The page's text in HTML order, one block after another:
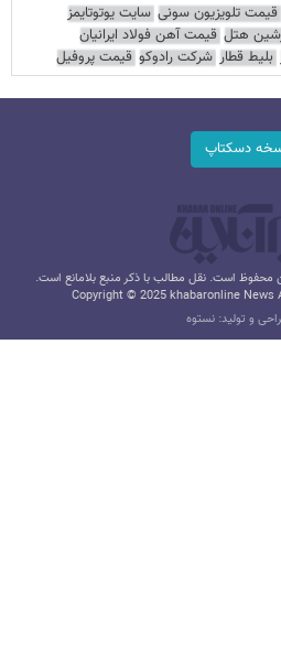
قیمت تلویزیون سونی سایت یوتوتایمز
هتل قیمت آهن فولاد ایرانیان
بلیط قطار شرکت رادوکو قیمت پروفیل
دسکتاپ
محفوظ است. نقل مطالب با ذکر منبع بلامانع است.
Copyright © 2025 khabaronline News
و تولید: نستوه